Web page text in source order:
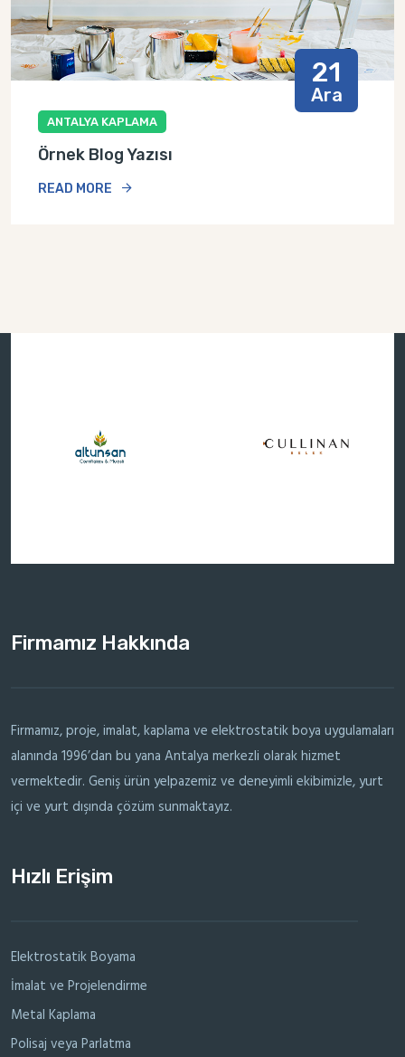
ANTALYA KAPLAMA
21
Ara
Örnek Blog Yazısı
READ MORE
Firmamız Hakkında
Firmamız, proje, imalat, kaplama ve elektrostatik boya uygulamaları
alanında 1996’dan bu yana Antalya merkezli olarak hizmet
vermektedir. Geniş ürün yelpazemiz ve deneyimli ekibimizle, yurt
içi ve yurt dışında çözüm sunmaktayız.
Hızlı Erişim
Elektrostatik Boyama
İmalat ve Projelendirme
Metal Kaplama
Polisaj veya Parlatma